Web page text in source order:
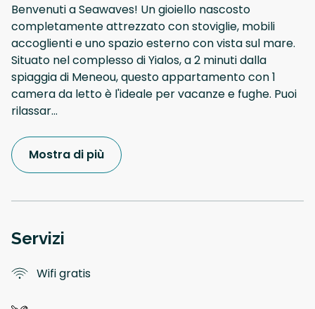
Benvenuti a Seawaves! Un gioiello nascosto
completamente attrezzato con stoviglie, mobili
accoglienti e uno spazio esterno con vista sul mare.
Situato nel complesso di Yialos, a 2 minuti dalla
spiaggia di Meneou, questo appartamento con 1
camera da letto è l'ideale per vacanze e fughe. Puoi
rilassar...
Mostra di più
Servizi
Wifi gratis